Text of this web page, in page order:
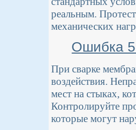
реальным.
механических
Ошибка
При сварке
воздействия.
мест на стыках,
Контролируйте
которые могут